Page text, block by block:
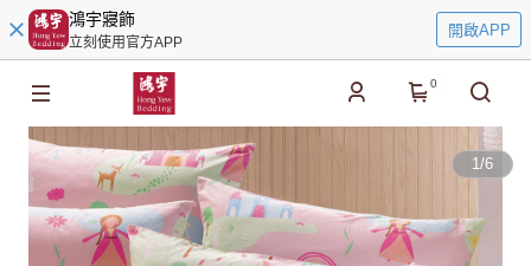
鴻宇寢飾
立刻使用官方APP
開啟APP
0
1/6